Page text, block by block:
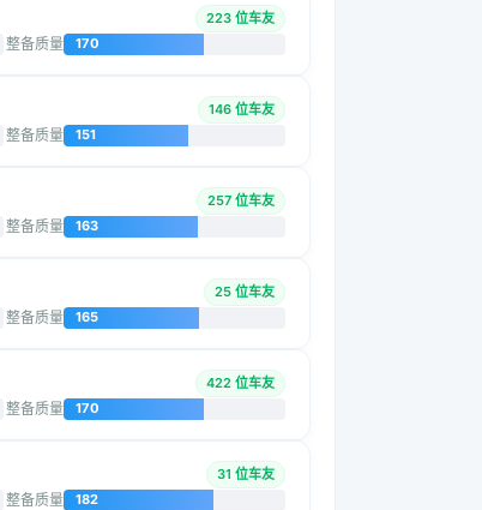
223 位车友
整备质量 170
146 位车友
整备质量 151
257 位车友
整备质量 163
25 位车友
整备质量 165
422 位车友
整备质量 170
31 位车友
整备质量 182